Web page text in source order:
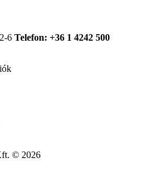
6 Telefon: +36 1 4242 500
© 2026